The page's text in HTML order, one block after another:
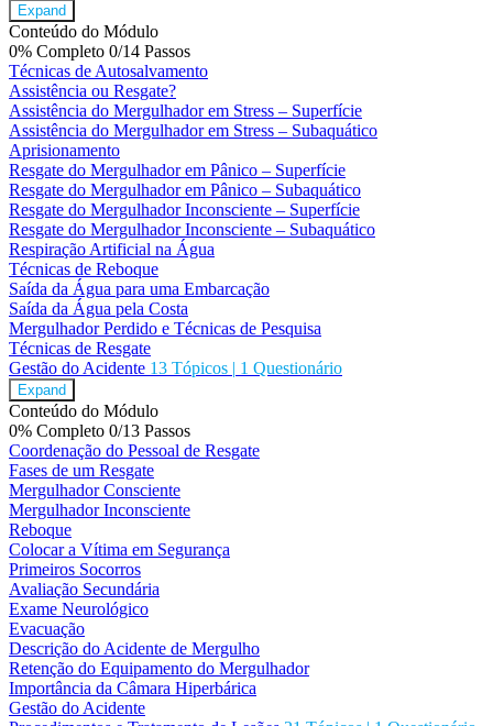
Expand
Conteúdo do Módulo
0% Completo 0/14 Passos
Técnicas de Autosalvamento
Assistência ou Resgate?
Assistência do Mergulhador em Stress – Superfície
Assistência do Mergulhador em Stress – Subaquático
Aprisionamento
Resgate do Mergulhador em Pânico – Superfície
Resgate do Mergulhador em Pânico – Subaquático
Resgate do Mergulhador Inconsciente – Superfície
Resgate do Mergulhador Inconsciente – Subaquático
Respiração Artificial na Água
Técnicas de Reboque
Saída da Água para uma Embarcação
Saída da Água pela Costa
Mergulhador Perdido e Técnicas de Pesquisa
Técnicas de Resgate
Gestão do Acidente 13 Tópicos | 1 Questionário
Expand
Conteúdo do Módulo
0% Completo 0/13 Passos
Coordenação do Pessoal de Resgate
Fases de um Resgate
Mergulhador Consciente
Mergulhador Inconsciente
Reboque
Colocar a Vítima em Segurança
Primeiros Socorros
Avaliação Secundária
Exame Neurológico
Evacuação
Descrição do Acidente de Mergulho
Retenção do Equipamento do Mergulhador
Importância da Câmara Hiperbárica
Gestão do Acidente